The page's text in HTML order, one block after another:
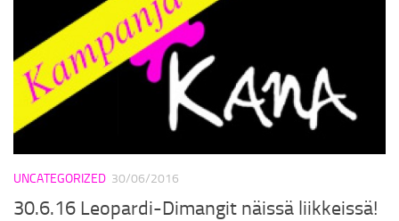
UNCATEGORIZED 30/06/2016
30.6.16 Leopardi-Dimangit näissä liikkeissä!